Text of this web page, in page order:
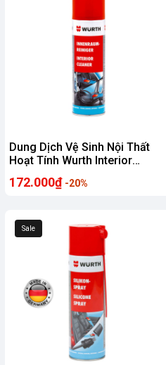
Dung Dịch Vệ Sinh Nội Thất
Hoạt Tính Wurth Interior
Taplo, Trần Nỉ, ..
172.000₫ -20%
Sale